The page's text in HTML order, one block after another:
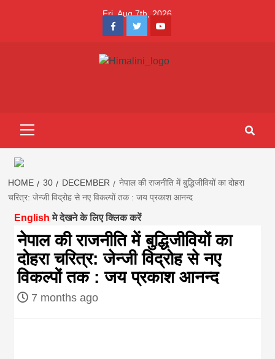
Fri. Aug 7th, 2026
FacebookTwitterYoutube
hindi
||madhesh
first hindi
magazine of
Nepal brings
HOME 30 DECEMBER
नेपाल की राजनीति में बुद्धिजीवियों का दोहरा
चरित्र: जेन्जी विद्रोह से नए विकल्पों तक : जय प्रकाश आनन्द
English मे देखने के लिए क्लिक करें
नेपाल की राजनीति में बुद्धिजीवियों का
दोहरा चरित्र: जेन्जी विद्रोह से नए
विकल्पों तक : जय प्रकाश आनन्द
7 months ago